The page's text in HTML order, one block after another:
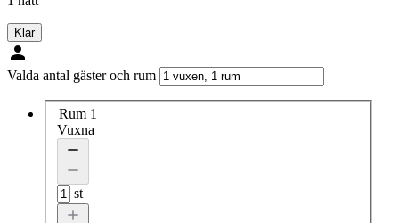
Klar
Valda antal gäster och rum
Rum 1
Vuxna
st